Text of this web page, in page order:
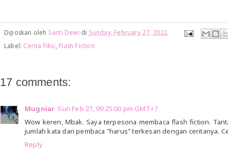
Diposkan oleh Santi Dewi di Sunday, February 27, 2022
Label: Cerita Fiksi Flash Fiction
17 comments:
Mugniar Sun Feb 27, 09:25:00 pm GMT+7
Wow keren, Mbak. Saya terpesona membaca flash fiction.
jumlah kata dan pembaca "harus" terkesan dengan ceritanya.
Reply